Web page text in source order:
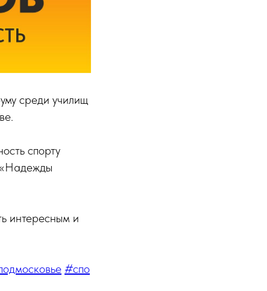
среди училищ
спорту
«Надежды
интересным и
#спо